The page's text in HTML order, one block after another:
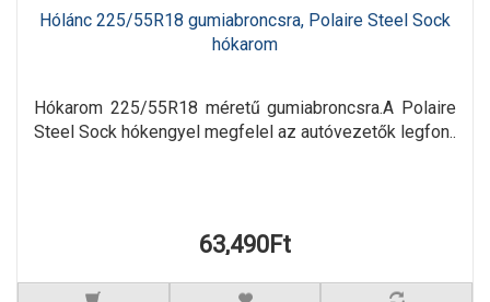
Hólánc 225/55R18 gumiabroncsra, Polaire Steel Sock
hókarom
Hókarom 225/55R18 méretű gumiabroncsra.A Polaire
Steel Sock hókengyel megfelel az autóvezetők legfon..
63,490Ft